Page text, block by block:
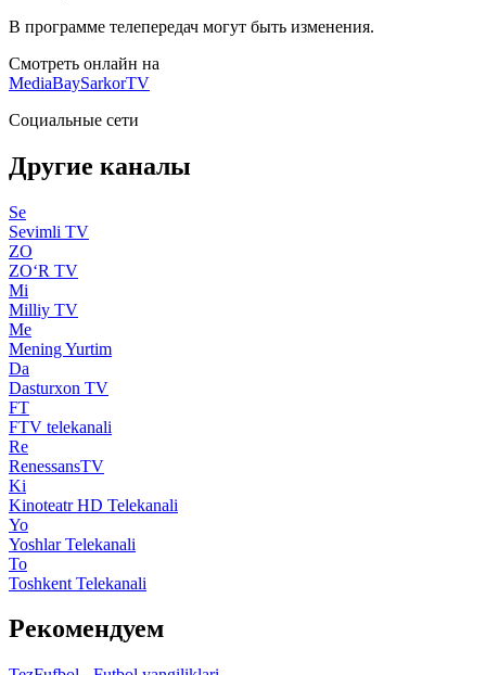
В программе телепередач могут быть изменения.
Смотреть онлайн на
MediaBaySarkorTV
Социальные сети
Другие каналы
Se
Sevimli TV
ZO
ZO‘R TV
Mi
Milliy TV
Me
Mening Yurtim
Da
Dasturxon TV
FT
FTV telekanali
Re
RenessansTV
Ki
Kinoteatr HD Telekanali
Yo
Yoshlar Telekanali
To
Toshkent Telekanali
Рекомендуем